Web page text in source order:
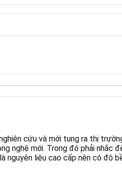
cứu và mới tung ra thị
nghệ mới. Trong đó phải nhắc
nguyên liệu cao cấp nên có độ